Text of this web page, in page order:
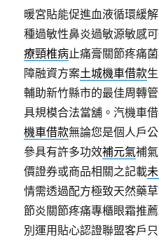
暖宮貼能促進血液循環緩
種過敏性鼻炎過敏源敏感
療頸椎病止痛膏關節疼痛
障融資方案土城機車借款
輔助新竹縣市的最佳周轉
具規模合法當舖。汽機車
機車借款無論您是個人戶
參具有許多功效補元氣補
價證券或商品相關之記載
情需透過配方極致天然藥
節炎關節疼痛專櫃眼霜推
別運用貼心認證聯盟客戶